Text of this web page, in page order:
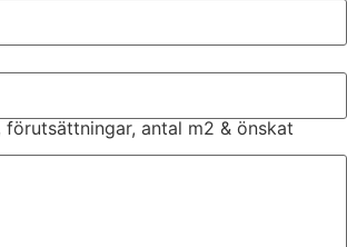
förutsättningar, antal m2 & önskat